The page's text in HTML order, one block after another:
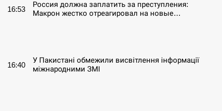
16:53
Россия должна заплатить за преступления:
Макрон жестко отреагировал на новые…
16:40
У Пакистані обмежили висвітлення інформації
міжнародними ЗМІ